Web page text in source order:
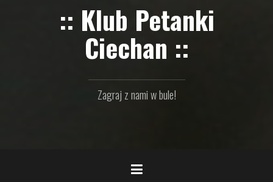
:: Klub Petanki
Ciechan ::
Zagraj z nami w bule!